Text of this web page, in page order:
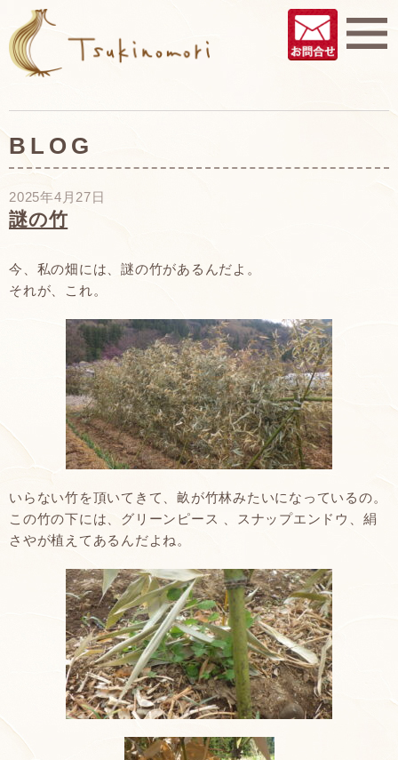
BLOG
2025年4月27日
謎の竹
今、私の畑には、謎の竹があるんだよ。
それが、これ。
いらない竹を頂いてきて、畝が竹林みたいになっているの。
この竹の下には、グリーンピース 、スナップエンドウ、絹
さやが植えてあるんだよね。